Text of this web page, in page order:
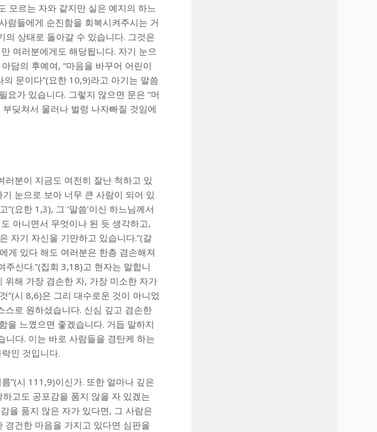
모르는 자와 같지만 실은 예지의 하느
람들에게 순진함을 회복시켜주시는 거
상태로 돌아갈 수 있습니다. 그것은
여러분에게도 해당됩니다. 자기 눈으
담의 후예여, “마음을 바꾸어 어린이
문이다”(요한 10,9)라고 아기는 말씀
가 있습니다. 그렇지 않으면 문은 “머
딪쳐서 물러나 벌렁 나자빠질 것임에
분이 지금도 여전히 잘난 척하고 있
눈으로 보아 너무 큰 사람이 되어 있
요한 1,3), 그 ‘말씀’이신 하느님께서
아니면서 무엇이나 된 듯 생각하고,
자기 자신을 기만하고 있습니다.”(갈
게 있다 해도 여러분은 한층 겸손해져
신다.”(집회 3,18)고 현자는 말합니
위해 가장 겸손한 자, 가장 미소한 자가
”(시 8,6)은 그리 대수로운 것이 아니었
로 원하셨습니다. 신심 깊고 겸손한
을 느꼈으면 좋겠습니다. 거듭 말하지
다. 이는 바로 사람들을 경탄케 하는
인 것입니다.
”(시 111,9)이신가. 또한 얼마나 깊은
고도 공포감을 품지 않을 자 있겠는
을 품지 않은 자가 있다면, 그 사람은
건한 마음을 가지고 있다면 심판을